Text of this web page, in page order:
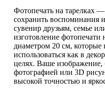
Фотопечать на тарелках
сохранить воспоминания
сувенир друзьям, семье
изготовление фотопечати
диаметром 20 см, которые
использоваться как в
целях. Ваше изображение,
фотографией или 3D
высокой точностью и